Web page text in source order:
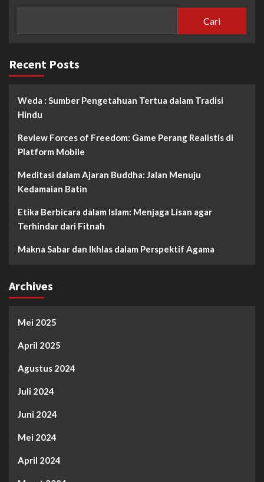
Cari
Recent Posts
Weda : Sumber Pengetahuan Tertua dalam Tradisi
Hindu
Review Forces of Freedom: Game Perang Realistis di
Platform Mobile
Meditasi dalam Ajaran Buddha: Jalan Menuju
Kedamaian Batin
Etika Berbicara dalam Islam: Menjaga Lisan agar
Terhindar dari Fitnah
Makna Sabar dan Ikhlas dalam Perspektif Agama
Archives
Mei 2025
April 2025
Agustus 2024
Juli 2024
Juni 2024
Mei 2024
April 2024